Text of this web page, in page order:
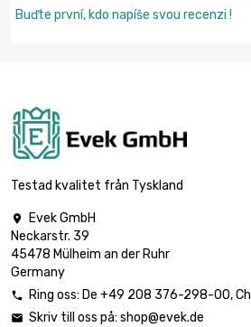
Buďte první, kdo napíše svou recenzi !
Testad kvalitet från Tyskland

Evek GmbH
Neckarstr. 39
45478 Mülheim an der Ruhr
Germany
 Ring oss: De +49 208 376-298-00, Ch
 Skriv till oss på: shop@evek.de